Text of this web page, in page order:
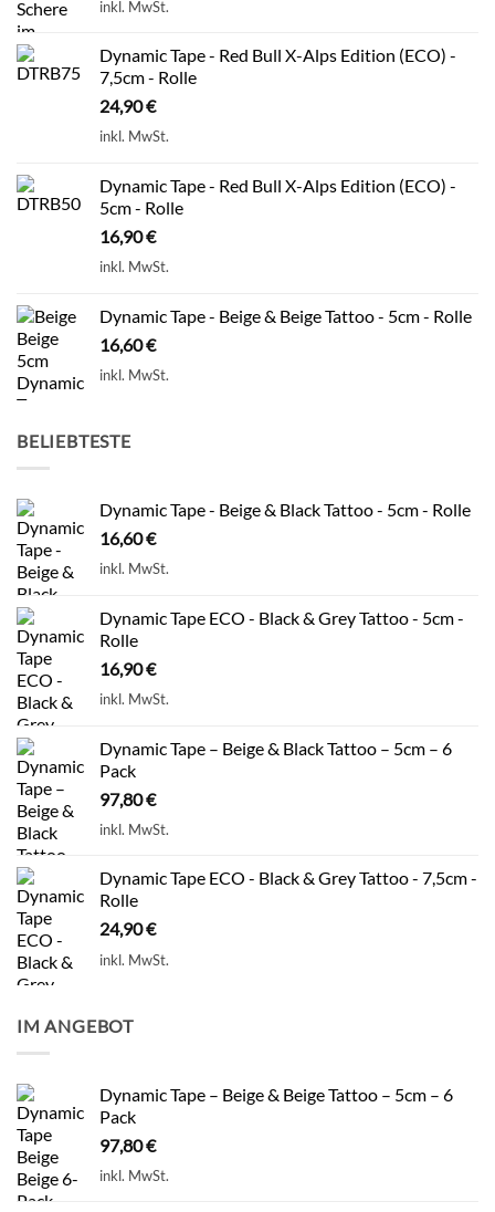
inkl. MwSt.
Dynamic Tape - Red Bull X-Alps Edition (ECO) -
7,5cm - Rolle
24,90€
inkl. MwSt.
Dynamic Tape - Red Bull X-Alps Edition (ECO) -
5cm - Rolle
16,90€
inkl. MwSt.
Dynamic Tape - Beige & Beige Tattoo - 5cm - Rolle
16,60€
inkl. MwSt.
BELIEBTESTE
Dynamic Tape - Beige & Black Tattoo - 5cm - Rolle
16,60€
inkl. MwSt.
Dynamic Tape ECO - Black & Grey Tattoo - 5cm -
Rolle
16,90€
inkl. MwSt.
Dynamic Tape – Beige & Black Tattoo – 5cm – 6
Pack
97,80€
inkl. MwSt.
Dynamic Tape ECO - Black & Grey Tattoo - 7,5cm -
Rolle
24,90€
inkl. MwSt.
IM ANGEBOT
Dynamic Tape – Beige & Beige Tattoo – 5cm – 6
Pack
97,80€
inkl. MwSt.